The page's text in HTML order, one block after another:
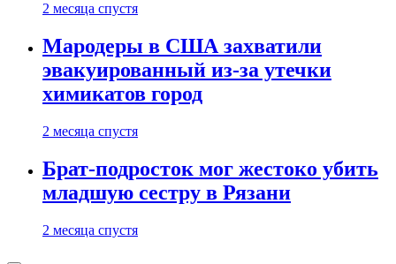
2 месяца спустя
Мародеры в США захватили
эвакуированный из-за утечки
химикатов город
2 месяца спустя
Брат-подросток мог жестоко убить
младшую сестру в Рязани
2 месяца спустя